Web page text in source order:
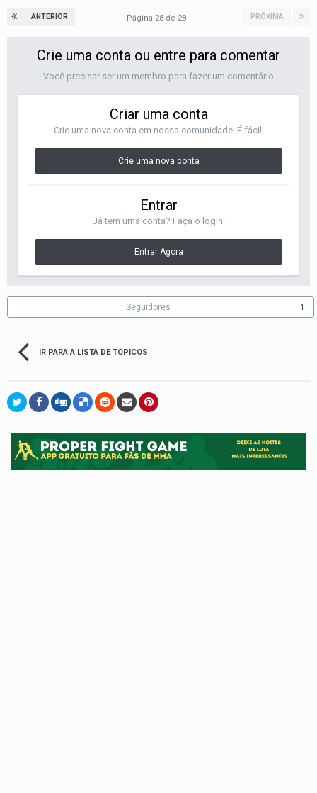
ANTERIOR PRÓXIMA
Página 28 de 28
Crie uma conta ou entre para comentar
Você precisar ser um membro para fazer um comentário
Criar uma conta
Crie uma nova conta em nossa comunidade. É fácil!
Crie uma nova conta
Entrar
Já tem uma conta? Faça o login.
Entrar Agora
Seguidores 1
IR PARA A LISTA DE TÓPICOS